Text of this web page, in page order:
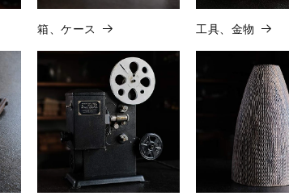
箱、ケース 工具、金物